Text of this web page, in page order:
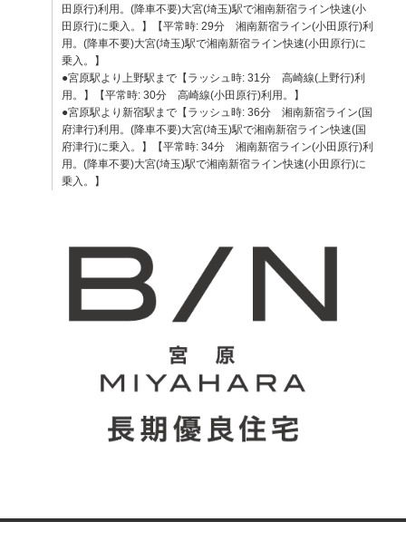
田原行)利用。(降車不要)大宮(埼玉)駅で湘南新宿ライン快速(小
田原行)に乗入。】【平常時: 29分 湘南新宿ライン(小田原行)利
用。(降車不要)大宮(埼玉)駅で湘南新宿ライン快速(小田原行)に
乗入。】
●宮原駅より上野駅まで【ラッシュ時: 31分 高崎線(上野行)利
用。】【平常時: 30分 高崎線(小田原行)利用。】
●宮原駅より新宿駅まで【ラッシュ時: 36分 湘南新宿ライン(国
府津行)利用。(降車不要)大宮(埼玉)駅で湘南新宿ライン快速(国
府津行)に乗入。】【平常時: 34分 湘南新宿ライン(小田原行)利
用。(降車不要)大宮(埼玉)駅で湘南新宿ライン快速(小田原行)に
乗入。】